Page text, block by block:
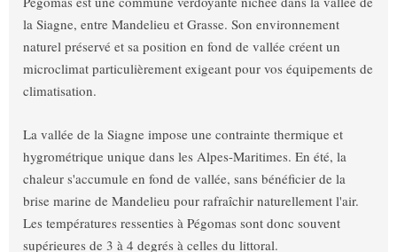
la Siagne, entre Mandelieu et Grasse. Son environnement
naturel préservé et sa position en fond de vallée créent un
microclimat particulièrement exigeant pour vos équipements de
climatisation.
La vallée de la Siagne impose une contrainte thermique et
hygrométrique unique dans les Alpes-Maritimes. En été, la
chaleur s'accumule en fond de vallée, sans bénéficier de la
brise marine de Mandelieu pour rafraîchir naturellement l'air.
Les températures ressenties à Pégomas sont donc souvent
supérieures de 3 à 4 degrés à celles du littoral.